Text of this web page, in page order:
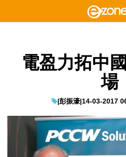
電盈力拓中
場
|彭振濠|14-03-2017